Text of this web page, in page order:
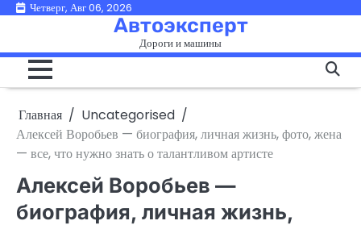
ПерейтиЧетверг, Авг 06, 2026
Автоэксперт
Дороги и машины
Главная
Uncategorised
Алексей Воробьев — биография, личная жизнь, фото, жена
— все, что нужно знать о талантливом артисте
Алексей Воробьев —
биография, личная жизнь,